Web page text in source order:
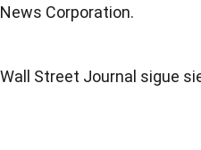
Corporation.
Street Journal sigue